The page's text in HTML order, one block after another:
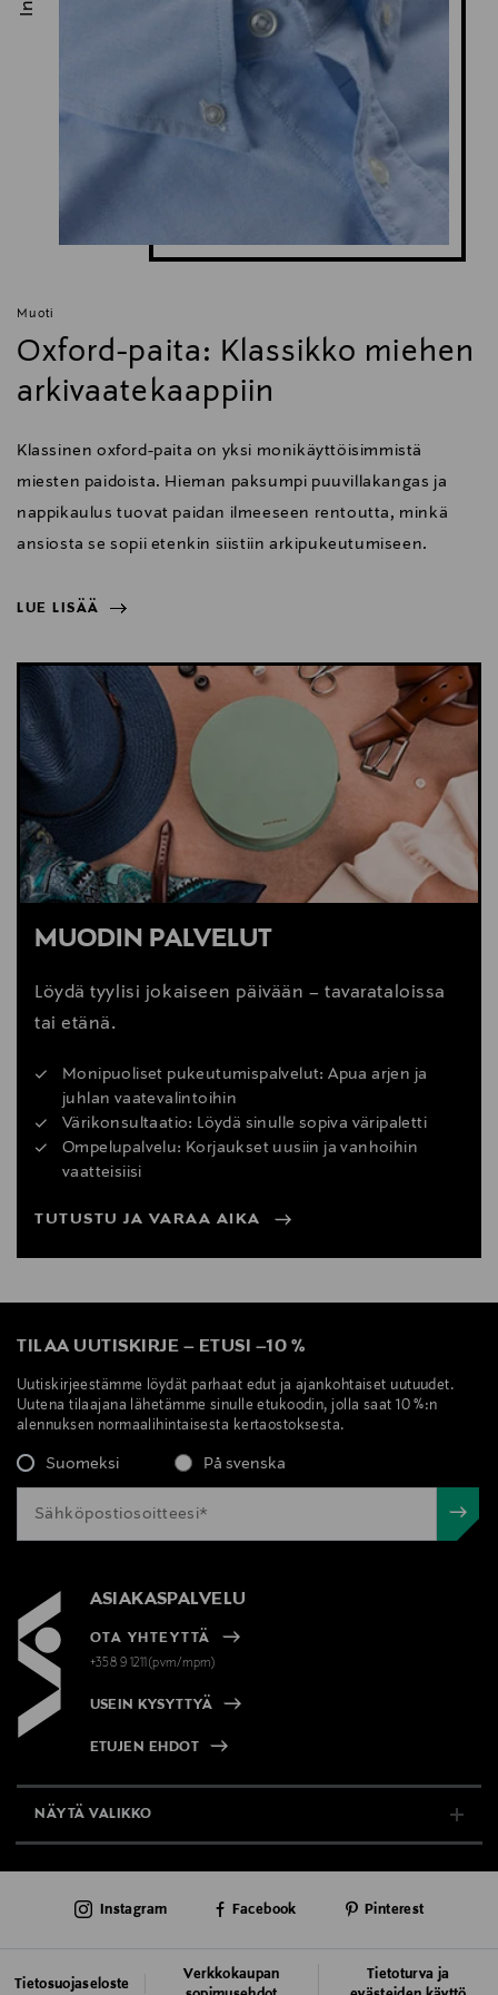
Muoti
Oxford-paita: Klassikko miehen
arkivaatekaappiin
Klassinen oxford-paita on yksi monikäyttöisimmistä
miesten paidoista. Hieman paksumpi puuvillakangas ja
nappikaulus tuovat paidan ilmeeseen rentoutta, minkä
ansiosta se sopii etenkin siistiin arkipukeutumiseen.
LUE LISÄÄ
LUE LISÄÄ
MUODIN PALVELUT
Löydä tyylisi jokaiseen päivään – tavarataloissa
tai etänä.
Monipuoliset pukeutumispalvelut: Apua arjen ja
juhlan vaatevalintoihin
Värikonsultaatio: Löydä sinulle sopiva väripaletti
Ompelupalvelu: Korjaukset uusiin ja vanhoihin
vaatteisiisi
TUTUSTU JA VARAA AIKA
TILAA UUTISKIRJE – ETUSI –10 %
Uutiskirjeestämme löydät parhaat edut ja ajankohtaiset uutuudet.
Uutena tilaajana lähetämme sinulle etukoodin, jolla saat 10 %:n
alennuksen normaalihintaisesta kertaostoksesta.
Suomeksi På svenska
ASIAKASPALVELU
OTA YHTEYTTÄ
+358 9 1211(pvm/mpm)
USEIN KYSYTTYÄ
ETUJEN EHDOT
NÄYTÄ VALIKKO
AJANKOHTAISTA
Tietosuojaseloste
Verkkokaupan
Tietoturva ja
Instagram Facebook Pinterest